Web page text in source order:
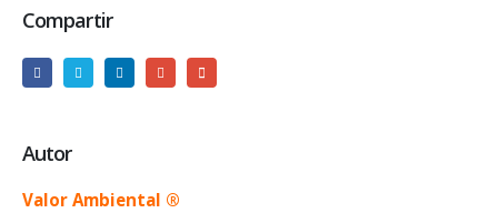
Compartir
Autor
Valor Ambiental ®